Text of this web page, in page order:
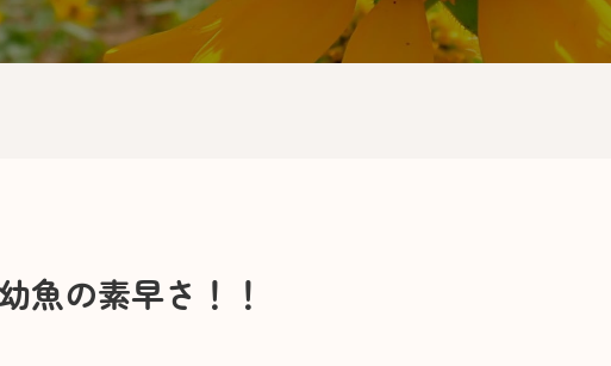
魚の素早さ！！